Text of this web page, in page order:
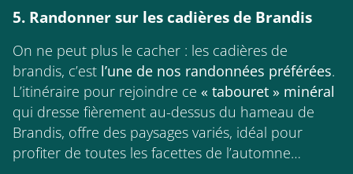
5. Randonner sur les cadières de Brandis
On ne peut plus le cacher : les cadières de
brandis, c’est l’une de nos randonnées préférées.
L’itinéraire pour rejoindre ce « tabouret » minéral
qui dresse fièrement au-dessus du hameau de
Brandis, offre des paysages variés, idéal pour
profiter de toutes les facettes de l’automne…